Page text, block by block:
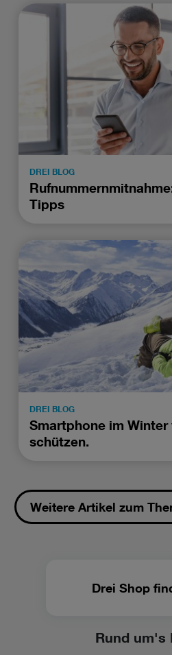
DREI BLOG
Tipps
DREI BLOG
Smartphone im
schützen.
Weitere Artikel zum
Drei Shop
Rund um's